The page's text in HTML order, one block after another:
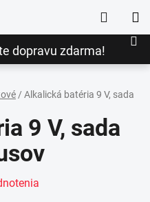
dopravu zdarma!
Hľadať
/ Alkalická batéria 9 V, sada
9 V, sada